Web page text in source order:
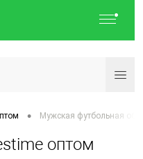
• Мужская футбольная
оптом